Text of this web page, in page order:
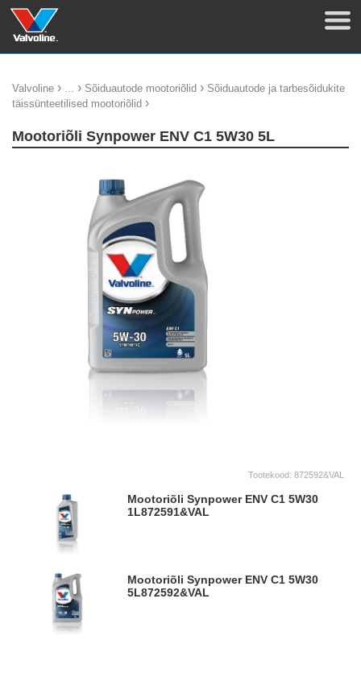
Valvoline › ... › Sõiduautode mootoriõlid › Sõiduautode ja tarbesõidukite
täissünteetilised mootoriõlid ›
Mootoriõli Synpower ENV C1 5W30 5L
Tootekood: 872592&VAL
Mootoriõli Synpower ENV C1 5W30
1L872591&VAL
Mootoriõli Synpower ENV C1 5W30
5L872592&VAL